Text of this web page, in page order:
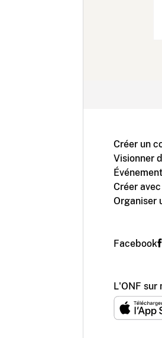
Créer un
Visionner
Créer
Organiser
Facebook
L'ONF sur